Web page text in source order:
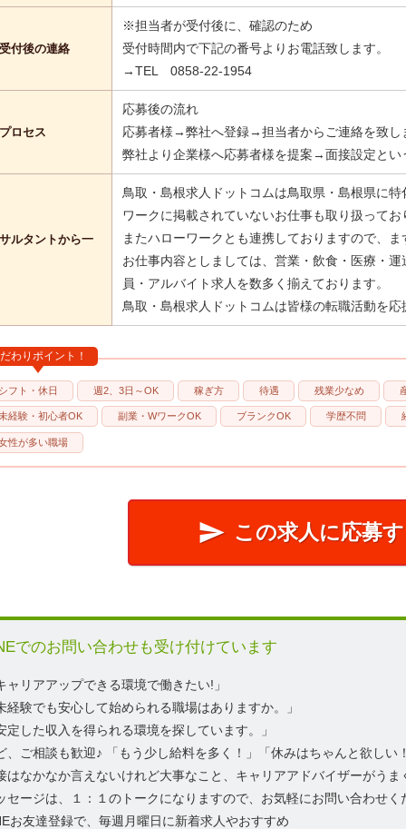
付後の連絡
※担当者が受付後に、確認のため
受付時間内で下記の番号よりお電話致します。
→TEL 0858-22-1954
ロセス
応募後の流れ
応募者様→弊社へ登録→担当者からご連絡を致し
弊社より企業様へ応募者様を提案→面接設定とい
ルタントから一
鳥取・島根求人ドットコムは鳥取県・島根県に
ワークに掲載されていないお仕事も取り扱ってお
またハローワークとも連携しておりますので、ま
お仕事内容としましては、営業・飲食・医療・
員・アルバイト求人を数多く揃えております。
鳥取・島根求人ドットコムは皆様の転職活動を応
シフト・休日 週2、3日～OK 稼ぎ方 待遇 残業少なめ
経験・初心者OK 副業・WワークOK ブランクOK 学歴不問
性が多い職場
わりポイント！
 この求人に応募
でのお問い合わせも受け付けています
ャリアアップできる環境で働きたい!」
経験でも安心して始められる職場はありますか。」
定した収入を得られる環境を探しています。」
、ご相談も歓迎♪ 「もう少し給料を多く！」「休みはちゃんと欲しい
はなかなか言えないけれど大事なこと、キャリアアドバイザーがうま
セージは、１：１のトークになりますので、お気軽にお問い合わせく
お友達登録で、毎週月曜日に新着求人やおすすめ